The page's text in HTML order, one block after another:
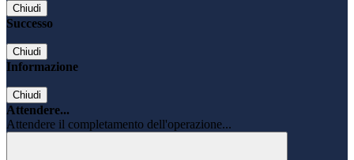
Chiudi
Successo
Chiudi
Informazione
Chiudi
Attendere...
Attendere il completamento dell'operazione...